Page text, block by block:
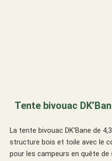
Tente bivouac
La tente bivouac DK’Bane de
structure bois et toile avec le
pour les campeurs en quête